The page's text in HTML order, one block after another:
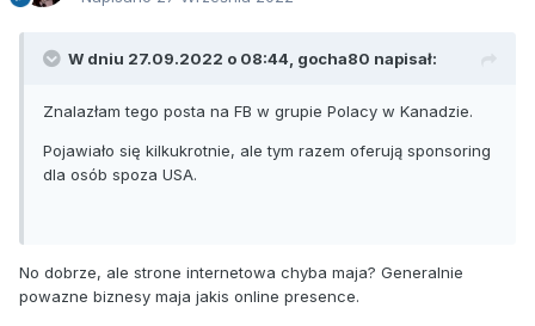
W dniu 27.09.2022 o 08:44, gocha80 napisał:
Znalazłam tego posta na FB w grupie Polacy w Kanadzie.
Pojawiało się kilkukrotnie, ale tym razem oferują sponsoring
dla osób spoza USA.
No dobrze, ale strone internetowa chyba maja? Generalnie
powazne biznesy maja jakis online presence.